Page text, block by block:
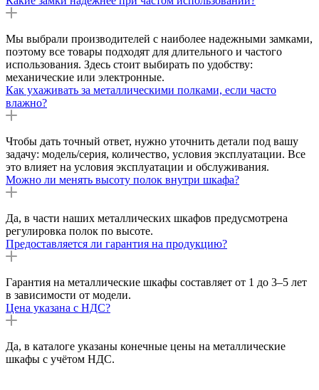
Мы выбрали производителей с наиболее надежными замками,
поэтому все товары подходят для длительного и частого
использования. Здесь стоит выбирать по удобству:
механические или электронные.
Как ухаживать за металлическими полками, если часто
влажно?
Чтобы дать точный ответ, нужно уточнить детали под вашу
задачу: модель/серия, количество, условия эксплуатации. Все
это влияет на условия эксплуатации и обслуживания.
Можно ли менять высоту полок внутри шкафа?
Да, в части наших металлических шкафов предусмотрена
регулировка полок по высоте.
Предоставляется ли гарантия на продукцию?
Гарантия на металлические шкафы составляет от 1 до 3–5 лет
в зависимости от модели.
Цена указана с НДС?
Да, в каталоге указаны конечные цены на металлические
шкафы с учётом НДС.